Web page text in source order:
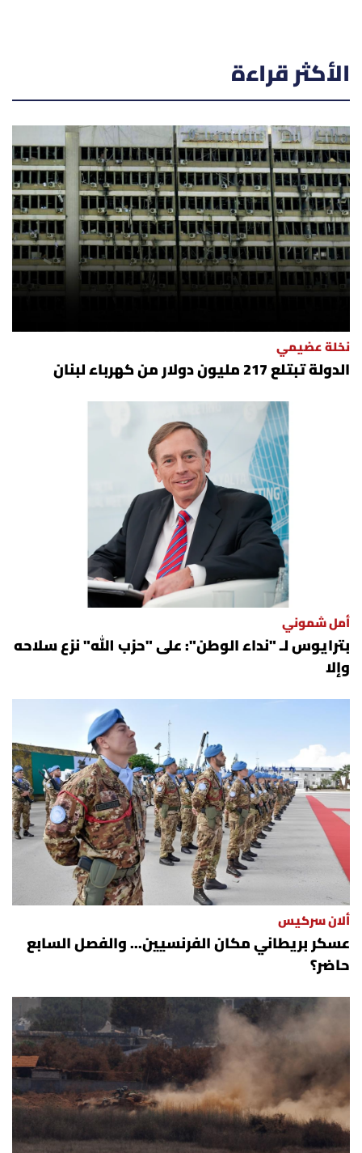
الأكثر قراءة
نخلة عضيمي
الدولة تبتلع 217 مليون دولار من كهرباء لبنان
أمل شموني
بترايوس لـ "نداء الوطن": على "حزب الله" نزع سلاحه
وإلا
ألان سركيس
عسكر بريطاني مكان الفرنسيين... والفصل السابع
حاضر؟